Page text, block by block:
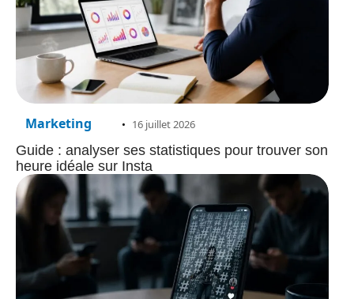
Marketing 16 juillet 2026
Guide : analyser ses statistiques pour trouver son
heure idéale sur Insta